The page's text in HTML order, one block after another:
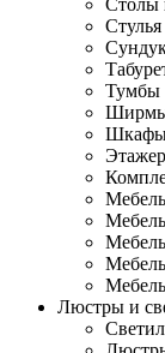
Столы
Стулья
Тумбы
Люстры и